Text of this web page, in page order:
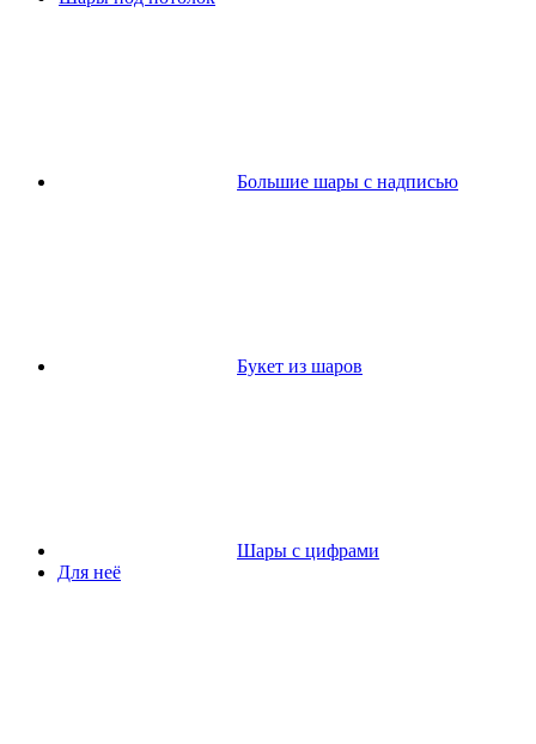
Большие шары с надписью
Букет из шаров
Шары с цифрами
Для неё